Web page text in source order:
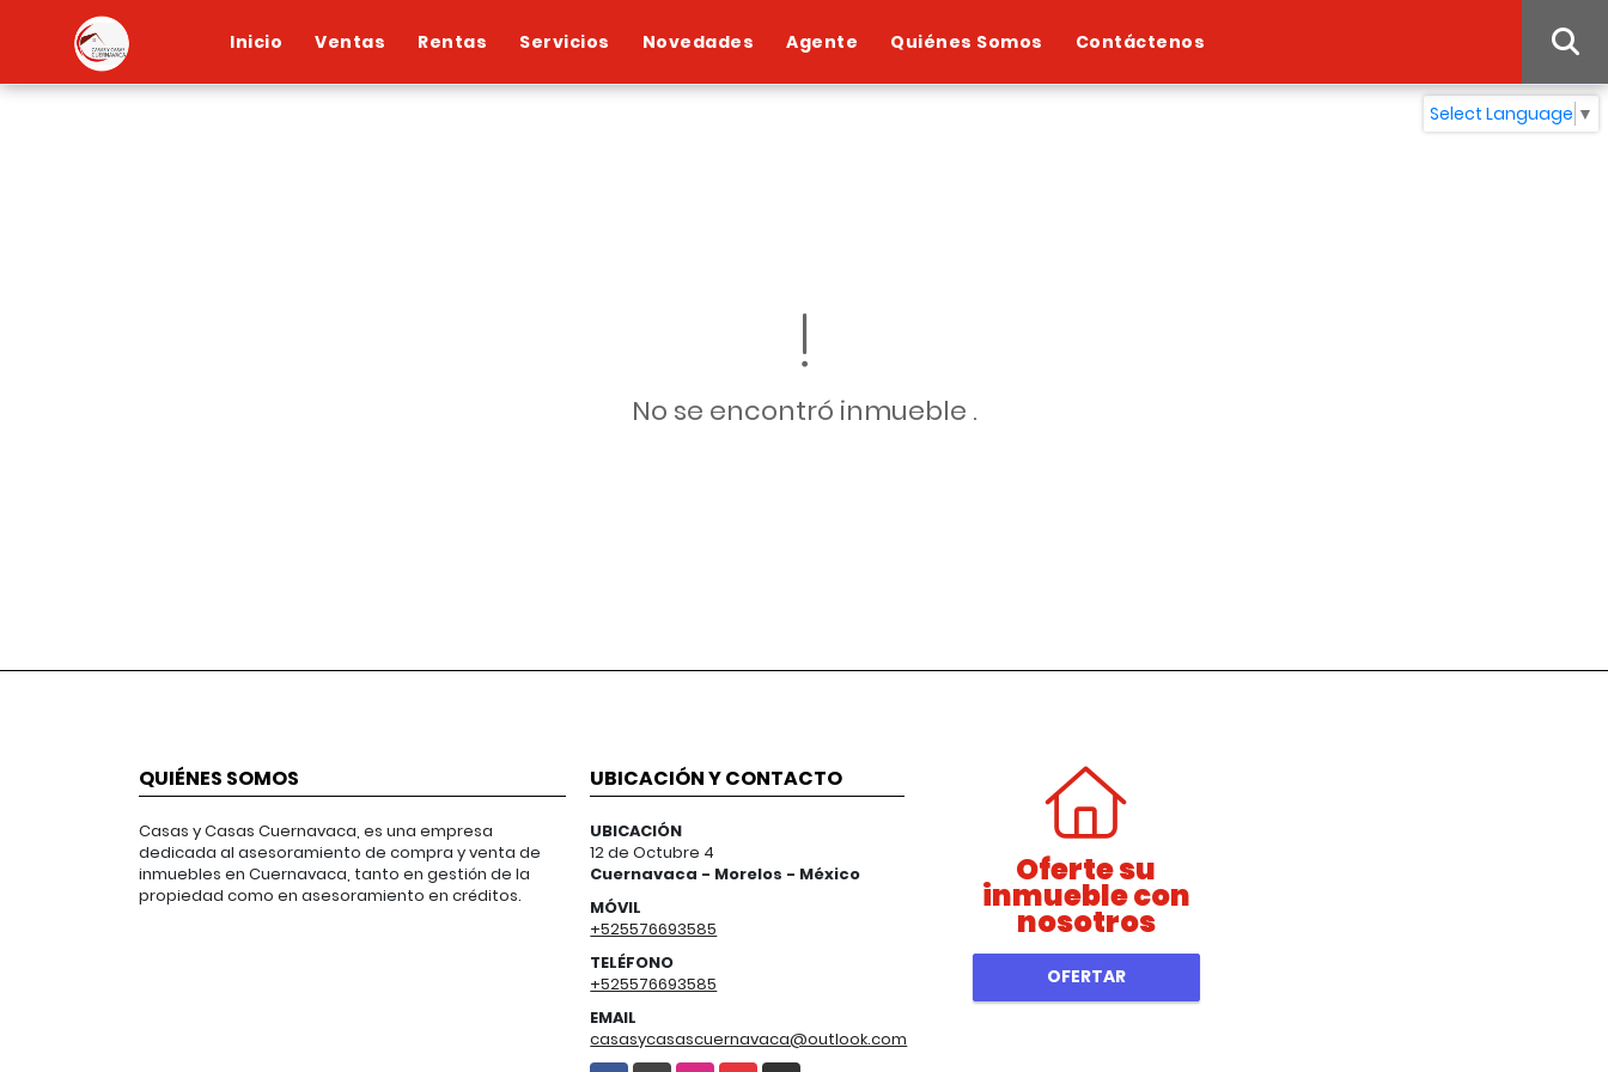
Inicio Ventas Rentas Servicios Novedades Agente Quiénes Somos Contáctenos
Select Language ▼
No se encontró inmueble .
QUIÉNES SOMOS
Casas y Casas Cuernavaca, es una empresa
dedicada al asesoramiento de compra y venta de
inmuebles en Cuernavaca, tanto en gestión de la
propiedad como en asesoramiento en créditos.
UBICACIÓN Y CONTACTO
UBICACIÓN
12 de Octubre 4
Cuernavaca - Morelos - México
MÓVIL
+525576693585
TELÉFONO
+525576693585
EMAIL
casasycasascuernavaca@outlook.com
Oferte su
inmueble con
nosotros
OFERTAR